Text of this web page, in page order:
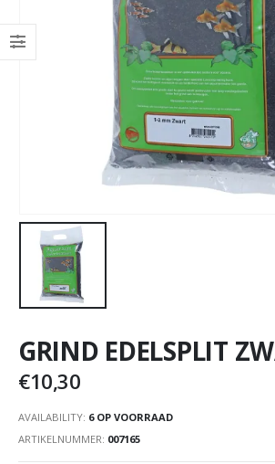
GRIND EDELSPLIT
€10,30
AVAILABILITY: 6 OP VOORRAAD
ARTIKELNUMMER: 007165